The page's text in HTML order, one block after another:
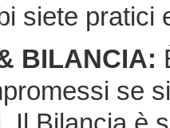
siete pratici
BILANCIA:
se